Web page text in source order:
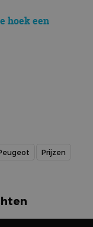
hoek een
Prijzen